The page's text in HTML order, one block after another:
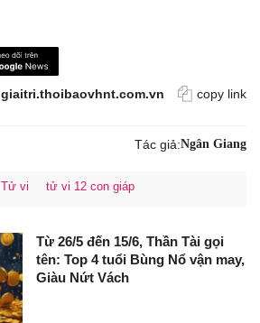
giaitri.thoibaovhnt.com.vn copy link
Tác giả:Ngân Giang
Tử vi tử vi 12 con giáp
Từ 26/5 đến 15/6, Thần Tài gọi
tên: Top 4 tuổi Bùng Nổ vận may,
Giàu Nứt Vách